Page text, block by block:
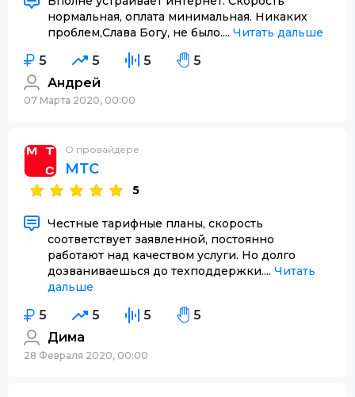
нормальная, оплата минимальная. Никаких
проблем,Слава Богу, не было.... Читать дальше
5 5 5
5
Андрей
07 Марта 2020, 00:00
О провайдере
МТС
5
Честные тарифные планы, скорость
соответствует заявленной, постоянно
работают над качеством услуги. Но долго
дозваниваешься до техподдержки.... Читать
дальше
5 5 5
5
Дима
28 Февраля 2020, 00:00